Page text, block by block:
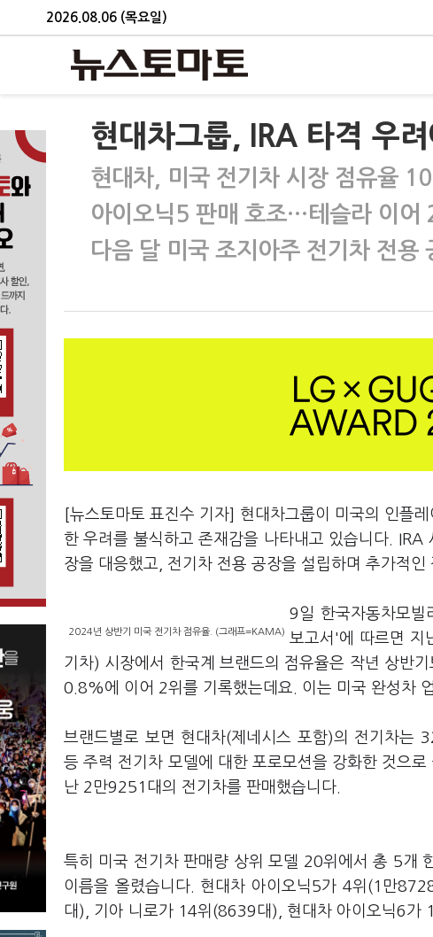
2026.08.06 (목요일)
현대차그룹, IRA 타격 우
현대차, 미국 전기차 시장 점유율
아이오닉5 판매 호조…테슬라 이어
다음 달 미국 조지아주 전기차 전용
[뉴스토마토 표진수 기자] 현대차그룹이 미국의 인플
한 우려를 불식하고 존재감을 나타내고 있습니다.
장을 대응했고, 전기차 전용 공장을 설립하며 추가적인
2024년 상반기 미국 전기차 점유율. (그래프=KAMA)
9일 한국자동차모
보고서'에 따르면 지
기차) 시장에서 한국계 브랜드의 점유율은 작년 상반
0.8%에 이어 2위를 기록했는데요. 이는 미국 완성차
브랜드별로 보면 현대차(제네시스 포함)의 전기차
등 주력 전기차 모델에 대한 포로모션을 강화한 것으
난 2만9251대의 전기차를 판매했습니다.
특히 미국 전기차 판매량 상위 모델 20위에서 총 5개
이름을 올렸습니다. 현대차 아이오닉5가 4위(1만
대), 기아 니로가 14위(8639대), 현대차 아이오닉6가